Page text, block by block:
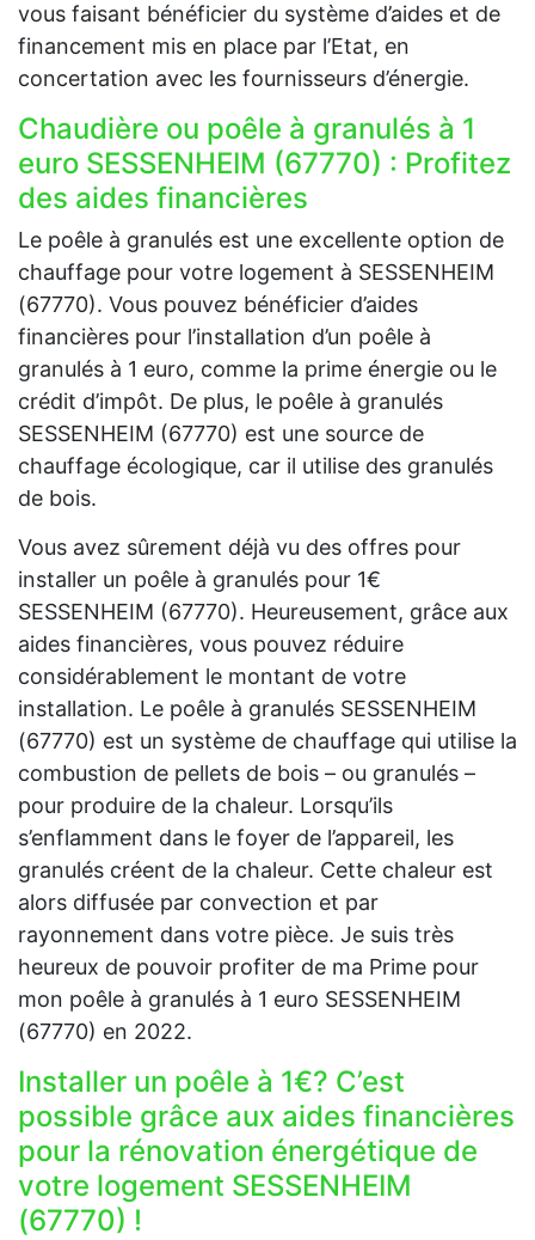
vous faisant bénéficier du système d’aides et de
financement mis en place par l’Etat, en
concertation avec les fournisseurs d’énergie.
Chaudière ou poêle à granulés à 1
euro SESSENHEIM (67770) : Profitez
des aides financières
Le poêle à granulés est une excellente option de
chauffage pour votre logement à SESSENHEIM
(67770). Vous pouvez bénéficier d’aides
financières pour l’installation d’un poêle à
granulés à 1 euro, comme la prime énergie ou le
crédit d’impôt. De plus, le poêle à granulés
SESSENHEIM (67770) est une source de
chauffage écologique, car il utilise des granulés
de bois.
Vous avez sûrement déjà vu des offres pour
installer un poêle à granulés pour 1€
SESSENHEIM (67770). Heureusement, grâce aux
aides financières, vous pouvez réduire
considérablement le montant de votre
installation. Le poêle à granulés SESSENHEIM
(67770) est un système de chauffage qui utilise la
combustion de pellets de bois – ou granulés –
pour produire de la chaleur. Lorsqu’ils
s’enflamment dans le foyer de l’appareil, les
granulés créent de la chaleur. Cette chaleur est
alors diffusée par convection et par
rayonnement dans votre pièce. Je suis très
heureux de pouvoir profiter de ma Prime pour
mon poêle à granulés à 1 euro SESSENHEIM
(67770) en 2022.
Installer un poêle à 1€? C’est
possible grâce aux aides financières
pour la rénovation énergétique de
votre logement SESSENHEIM
(67770) !